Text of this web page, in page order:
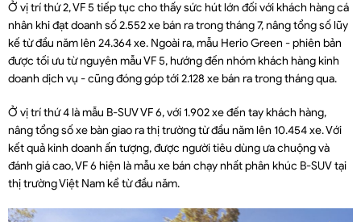
Ở vị trí thứ 2, VF 5 tiếp tục cho thấy sức hút lớn đối với khách hàng cá
nhân khi đạt doanh số 2.552 xe bán ra trong tháng 7, nâng tổng số lũy
kế từ đầu năm lên 24.364 xe. Ngoài ra, mẫu Herio Green - phiên bản
được tối ưu từ nguyên mẫu VF 5, hướng đến nhóm khách hàng kinh
doanh dịch vụ - cũng đóng góp tới 2.128 xe bán ra trong tháng qua.
Ở vị trí thứ 4 là mẫu B-SUV VF 6, với 1.902 xe đến tay khách hàng,
nâng tổng số xe bàn giao ra thị trường từ đầu năm lên 10.454 xe. Với
kết quả kinh doanh ấn tượng, được người tiêu dùng ưa chuộng và
đánh giá cao, VF 6 hiện là mẫu xe bán chạy nhất phân khúc B-SUV tại
thị trường Việt Nam kể từ đầu năm.